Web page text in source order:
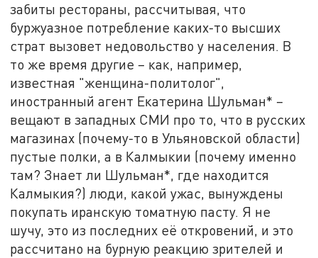
забиты рестораны, рассчитывая, что
буржуазное потребление каких-то высших
страт вызовет недовольство у населения. В
то же время другие – как, например,
известная "женщина-политолог",
иностранный агент Екатерина Шульман* –
вещают в западных СМИ про то, что в русских
магазинах (почему-то в Ульяновской области)
пустые полки, а в Калмыкии (почему именно
там? Знает ли Шульман*, где находится
Калмыкия?) люди, какой ужас, вынуждены
покупать иранскую томатную пасту. Я не
шучу, это из последних её откровений, и это
рассчитано на бурную реакцию зрителей и